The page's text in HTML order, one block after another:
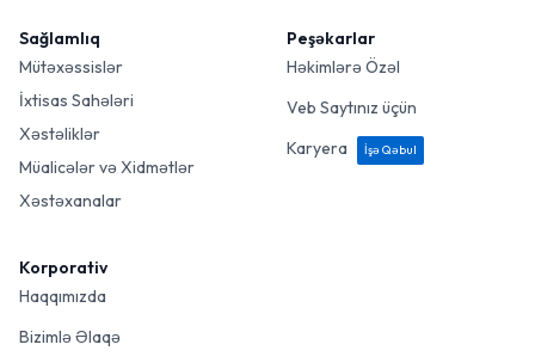
Sağlamlıq
Mütəxəssislər
İxtisas Sahələri
Xəstəliklər
Müalicələr və Xidmətlər
Xəstəxanalar
Peşəkarlar
Həkimlərə Özəl
Veb Saytınız üçün
Karyera
İşə Qəbul
Korporativ
Haqqımızda
Bizimlə Əlaqə